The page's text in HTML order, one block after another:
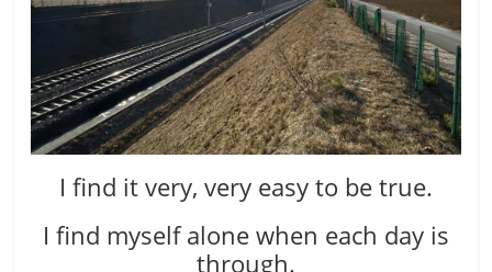
I find it very, very easy to be true.
I find myself alone when each day is
through.